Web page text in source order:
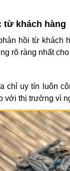
từ khách hàng
hồi từ khách
rõ ràng nhất
chỉ uy tín luôn
với thị trường vì